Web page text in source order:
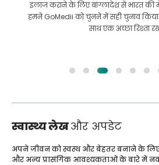
इलाज कराने के लिए बांग्लादेश से भारत की
हमने GoMedii को चुनने में सही चुनाव
साथ एक अच्छा रिश्ता
स्वास्थ्य लेखऔर अपडेट
अपने जीवन को स्वस्थ और बेहतर बनाने के लिए
और अन्य प्रासंगिक आवश्यकताओं के बारे में